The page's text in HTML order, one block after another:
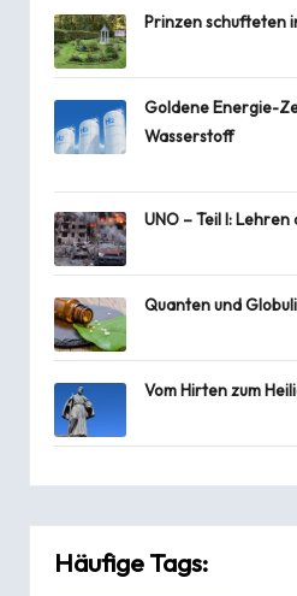
Prinzen schufteten
Goldene Energie-
Wasserstoff
UNO – Teil I:
Quanten und Globuli
Vom Hirten zum
Häufige Tags: